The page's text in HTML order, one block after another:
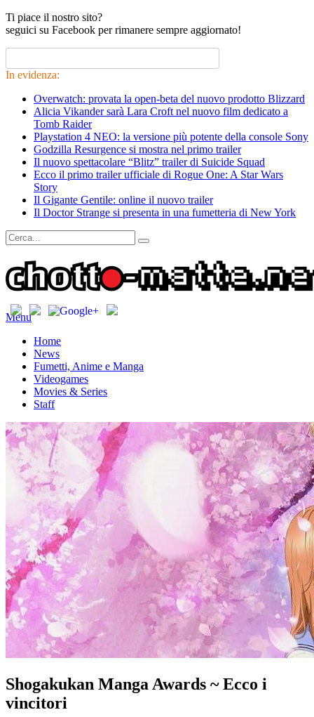
Ti piace il nostro sito?
seguici su Facebook per rimanere sempre aggiornato!
In evidenza:
Overwatch: provata la open-beta del nuovo prodotto Blizzard
Alicia Vikander sarà Lara Croft nel nuovo film dedicato a
Tomb Raider
Playstation 4 NEO: la versione più potente della console Sony
Godzilla Resurgence si mostra nel primo trailer
Il nuovo spettacolare “Blitz” trailer di Suicide Squad
Ecco il primo trailer ufficiale di Rogue One: A Star Wars
Story
Il Gigante Gentile: online il nuovo trailer
Il Doctor Strange si presenta in una fumetteria di New York
Menu
Home
News
Fumetti, Anime e Manga
Videogames
Movies & Series
Staff
Shogakukan Manga Awards ~ Ecco i
vincitori